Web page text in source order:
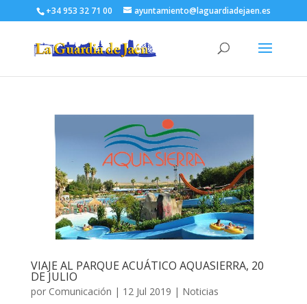
+34 953 32 71 00 ayuntamiento@laguardiadejaen.es
VIAJE AL PARQUE ACUÁTICO AQUASIERRA, 20
DE JULIO
por Comunicación | 12 Jul 2019 | Noticias